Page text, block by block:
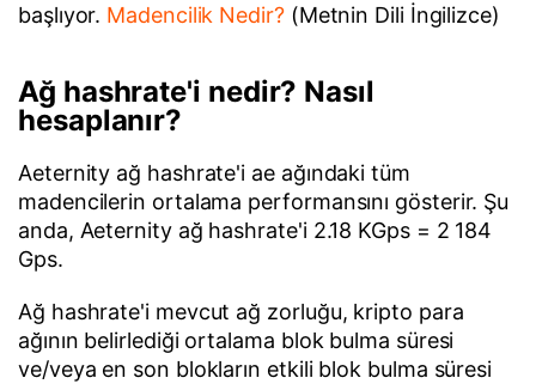
başlıyor. Madencilik Nedir?(Metnin Dili İngilizce)
Ağ hashrate'i nedir? Nasıl
hesaplanır?
Aeternity ağ hashrate'i ae ağındaki tüm
madencilerin ortalama performansını gösterir. Şu
anda, Aeternity ağ hashrate'i 2.18 KGps = 2 184
Gps.
Ağ hashrate'i mevcut ağ zorluğu, kripto para
ağının belirlediği ortalama blok bulma süresi
ve/veya en son blokların etkili blok bulma süresi